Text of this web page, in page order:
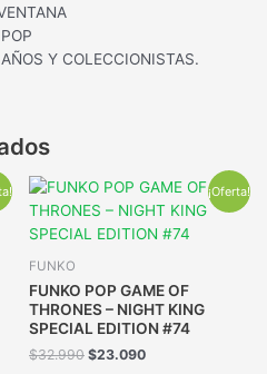
Y COLECCIONISTAS.
¡Oferta!
FUNKO
FUNKO POP GAME OF
THRONES – NIGHT KING
SPECIAL EDITION #74
$32.990 $23.090